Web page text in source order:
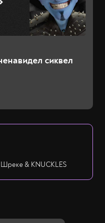
сиквел
Шреке & KNUCKLES